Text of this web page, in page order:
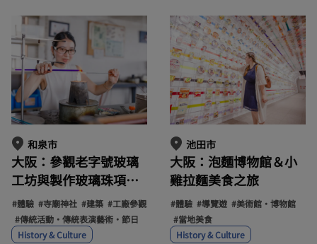
和泉市
大阪：參觀老字號玻璃
工坊與製作玻璃珠項鍊
＆神社祈禱體驗
#體驗 #寺廟神社 #建築 #工廠參觀
#傳統活動・傳統表演藝術・節日
History & Culture
池田市
大阪：泡麵博物館＆小
雞拉麵美食之旅
#體驗 #導覽遊 #美術館・博物館
#當地美食
History & Culture